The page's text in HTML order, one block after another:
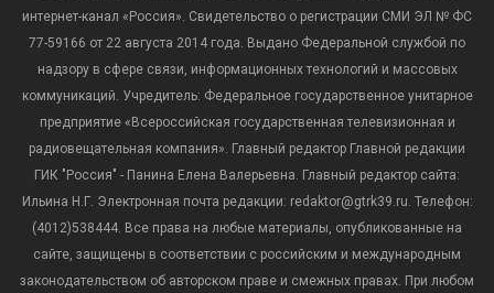
интернет-канал «Россия». Свидетельство о регистрации СМИ ЭЛ № ФС
77-59166 от 22 августа 2014 года. Выдано Федеральной службой по
надзору в сфере связи, информационных технологий и массовых
коммуникаций. Учредитель: Федеральное государственное унитарное
предприятие «Всероссийская государственная телевизионная и
радиовещательная компания». Главный редактор Главной редакции
ГИК "Россия" - Панина Елена Валерьевна. Главный редактор сайта:
Ильина Н.Г. Электронная почта редакции: redaktor@gtrk39.ru. Телефон:
(4012)538444. Все права на любые материалы, опубликованные на
сайте, защищены в соответствии с российским и международным
законодательством об авторском праве и смежных правах. При любом